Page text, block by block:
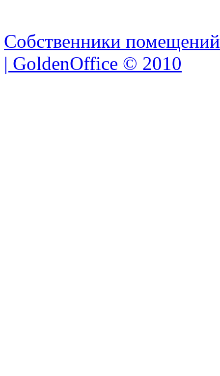
Собственники
| GoldenOffice © 2010